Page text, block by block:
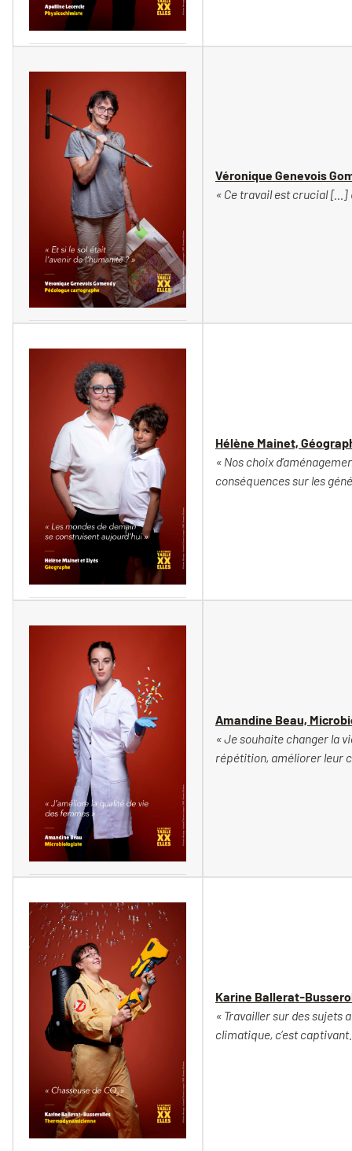
Véronique Genevois
« Ce travail est crucial […]
Hélène Mainet,
« Nos choix
conséquences sur les
Amandine Beau,
« Je souhaite changer la
répétition, améliorer leur
Karine Ballerat-
« Travailler sur des
climatique, c’est